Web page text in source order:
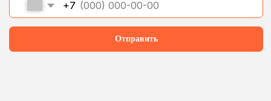
Заказать умные шторы